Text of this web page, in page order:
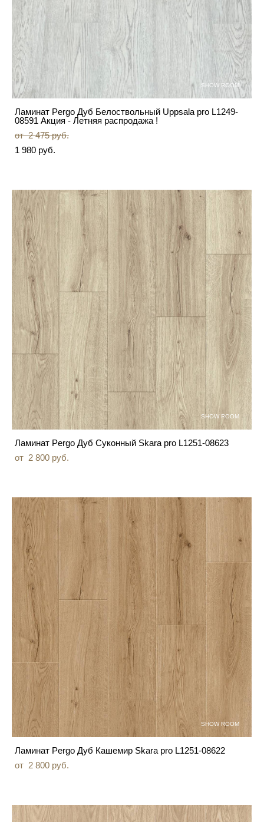
SHOW ROOM
Ламинат Pergo Дуб Белоствольный Uppsala pro L1249-
08591 Акция - Летняя распродажа !
от 2 475 pуб.
1 980 pуб.
SHOW ROOM
Ламинат Pergo Дуб Суконный Skara pro L1251-08623
от 2 800 pуб.
SHOW ROOM
Ламинат Pergo Дуб Кашемир Skara pro L1251-08622
от 2 800 pуб.